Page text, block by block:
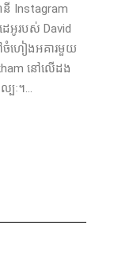
នី Instagram
េអូរបស់ David
ចំហៀងអគារមួយ
នៅលើដង
បៈ។...